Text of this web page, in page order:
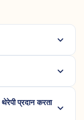
प्रदान करता